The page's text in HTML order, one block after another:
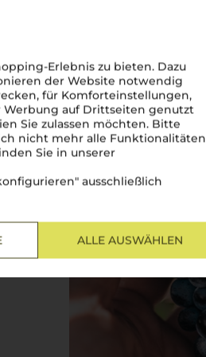
Erlebnis zu bieten. Dazu
der Website notwendig
für Komforteinstellungen,
Werbung auf Drittseiten genutzt
Sie zulassen möchten. Bitte
nicht mehr alle Funktionalitäten
Sie in unserer
ausschließlich
ALLE AUSWÄHLEN